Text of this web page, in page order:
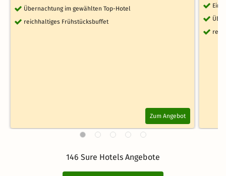
Übernachtung im gewählten Top-Hotel
reichhaltiges Frühstücksbuffet
Zum Angebot
146 Sure Hotels Angebote